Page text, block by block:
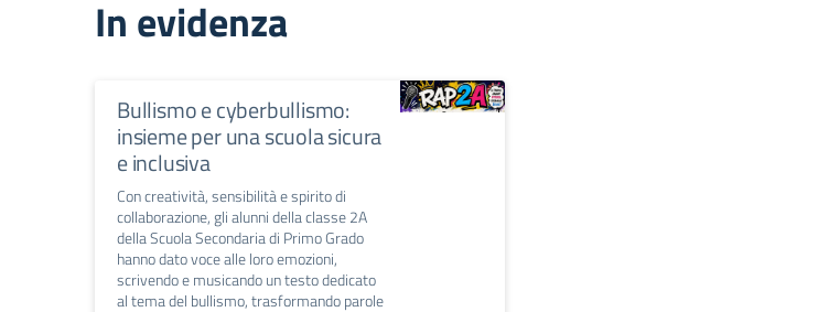
In evidenza
Bullismo e cyberbullismo:
insieme per una scuola sicura
e inclusiva
Con creatività, sensibilità e spirito di
collaborazione, gli alunni della classe 2A
della Scuola Secondaria di Primo Grado
hanno dato voce alle loro emozioni,
scrivendo e musicando un testo dedicato
al tema del bullismo, trasformando parole